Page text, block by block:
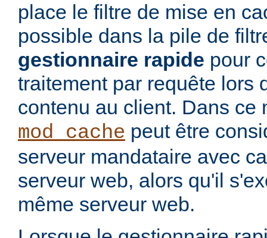
place le filtre de mise en
possible dans la pile de
gestionnaire rapide pour
traitement par requête lors
contenu au client. Dans ce
mod_cache peut être
serveur mandataire avec
serveur web, alors qu'il
même serveur web.